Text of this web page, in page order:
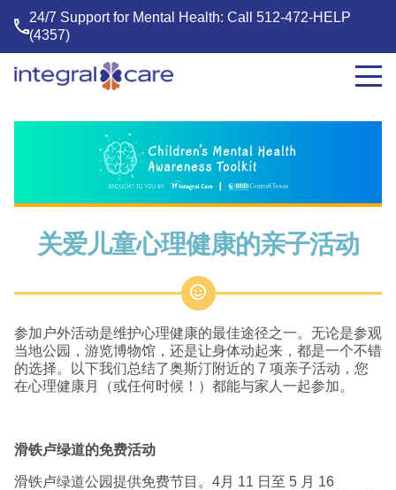
24/7 Support for Mental Health: Call512-472-HELP
(4357)
Integral
关爱儿童心理健康的亲子活动
参加户外活动是维护心理健康的最佳途径之一。无论是参观
当地公园，游览博物馆，还是让身体动起来，都是一个不错
的选择。以下我们总结了奥斯汀附近的 7 项亲子活动，您
在心理健康月（或任何时候！）都能与家人一起参加。
滑铁卢绿道的免费活动
滑铁卢绿道公园提供免费节目。4月 11 日至 5 月 16